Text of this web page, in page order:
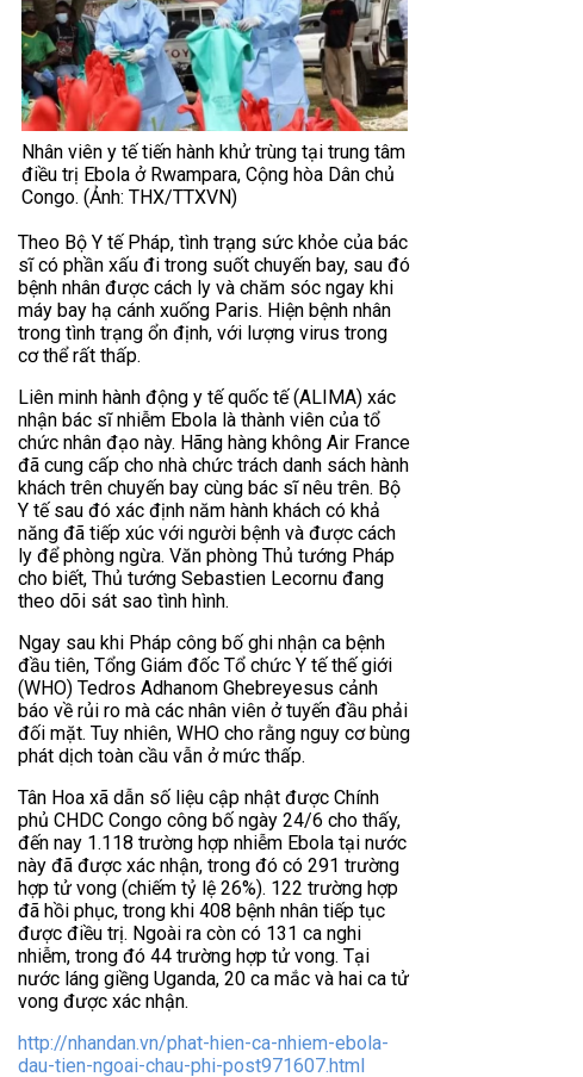
Nhân viên y tế tiến hành khử trùng tại trung tâm
điều trị Ebola ở Rwampara, Cộng hòa Dân chủ
Congo. (Ảnh: THX/TTXVN)
Theo Bộ Y tế Pháp, tình trạng sức khỏe của bác
sĩ có phần xấu đi trong suốt chuyến bay, sau đó
bệnh nhân được cách ly và chăm sóc ngay khi
máy bay hạ cánh xuống Paris. Hiện bệnh nhân
trong tình trạng ổn định, với lượng virus trong
cơ thể rất thấp.
Liên minh hành động y tế quốc tế (ALIMA) xác
nhận bác sĩ nhiễm Ebola là thành viên của tổ
chức nhân đạo này. Hãng hàng không Air France
đã cung cấp cho nhà chức trách danh sách hành
khách trên chuyến bay cùng bác sĩ nêu trên. Bộ
Y tế sau đó xác định năm hành khách có khả
năng đã tiếp xúc với người bệnh và được cách
ly để phòng ngừa. Văn phòng Thủ tướng Pháp
cho biết, Thủ tướng Sebastien Lecornu đang
theo dõi sát sao tình hình.
Ngay sau khi Pháp công bố ghi nhận ca bệnh
đầu tiên, Tổng Giám đốc Tổ chức Y tế thế giới
(WHO) Tedros Adhanom Ghebreyesus cảnh
báo về rủi ro mà các nhân viên ở tuyến đầu phải
đối mặt. Tuy nhiên, WHO cho rằng nguy cơ bùng
phát dịch toàn cầu vẫn ở mức thấp.
Tân Hoa xã dẫn số liệu cập nhật được Chính
phủ CHDC Congo công bố ngày 24/6 cho thấy,
đến nay 1.118 trường hợp nhiễm Ebola tại nước
này đã được xác nhận, trong đó có 291 trường
hợp tử vong (chiếm tỷ lệ 26%). 122 trường hợp
đã hồi phục, trong khi 408 bệnh nhân tiếp tục
được điều trị. Ngoài ra còn có 131 ca nghi
nhiễm, trong đó 44 trường hợp tử vong. Tại
nước láng giềng Uganda, 20 ca mắc và hai ca tử
vong được xác nhận.
http://nhandan.vn/phat-hien-ca-nhiem-ebola-
dau-tien-ngoai-chau-phi-post971607.html